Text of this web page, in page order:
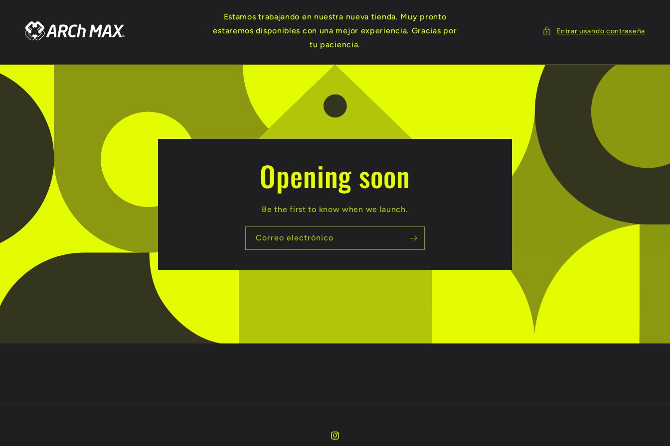
al contenido
Estamos trabajando en nuestra nueva tienda. Muy pronto
estaremos disponibles con una mejor experiencia. Gracias por
tu paciencia.
Entrar usando contraseña
Opening soon
Be the first to know when we launch.
Correo electrónico
Instagram